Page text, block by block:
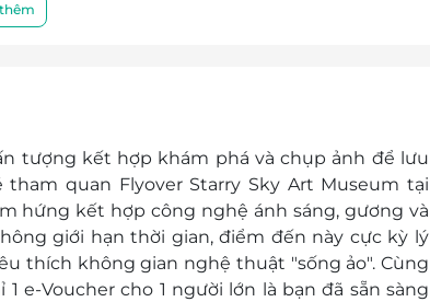
khi đến để được phục vụ tốt nhất.
thành tiền mặt, không trả lại tiền thừa
chương trình khuyến mại khác
tượng kết hợp khám phá và chụp ảnh để lưu
quan Flyover Starry Sky Art Museum tại
hứng kết hợp công nghệ ánh sáng, gương và
giới hạn thời gian, điểm đến này cực kỳ lý
thích không gian nghệ thuật "sống ảo". Cùng
e-Voucher cho 1 người lớn là bạn đã sẵn sàng